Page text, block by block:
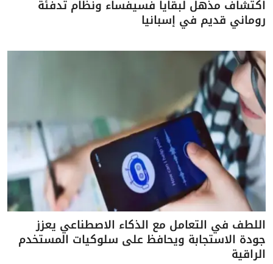
اكتشاف مذهل لبقايا فسيفساء ونظام تدفئة
روماني قديم في إسبانيا
اللطف في التعامل مع الذكاء الاصطناعي يعزز
جودة الاستجابة ويحافظ على سلوكيات المستخدم
الراقية